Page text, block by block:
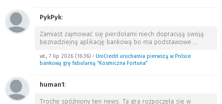
PykPyk:
Zamiast zajmować się pierdołami niech dopracują swoją
beznadziejną aplikację bankową bo ma podstawowe …
wt., 7 lip 2026 (16:36) • UniCredit uruchamia pierwszą w Polsce
bankową grę fabularną “Kosmiczna Fortuna”
human1:
Trochę spóźniony ten news. Ta gra rozpoczęła się w